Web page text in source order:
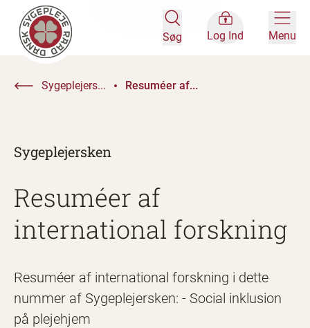
Søg Log Ind Menu
Sygeplejers... Resuméer af...
Sygeplejersken
Resuméer af
international forskning
Resuméer af international forskning i dette
nummer af Sygeplejersken: - Social inklusion
på plejehjem